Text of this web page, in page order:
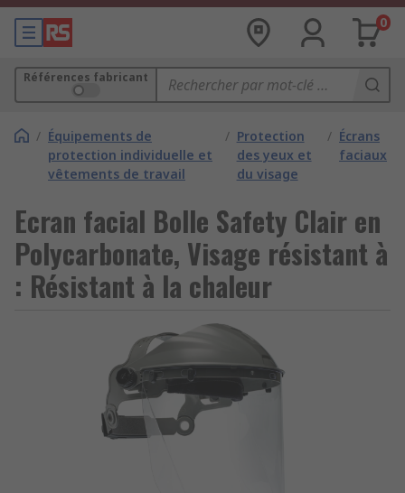
0
Références fabricant
/ Équipements de
protection individuelle et
vêtements de travail
/ Protection
des yeux et
du visage
/ Écrans
faciaux
Ecran facial Bolle Safety Clair en
Polycarbonate, Visage résistant à
: Résistant à la chaleur